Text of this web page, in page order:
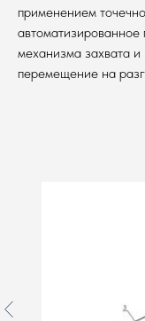
применением
механизма захвата
перемещение на